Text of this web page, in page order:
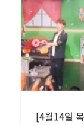
[4월14일